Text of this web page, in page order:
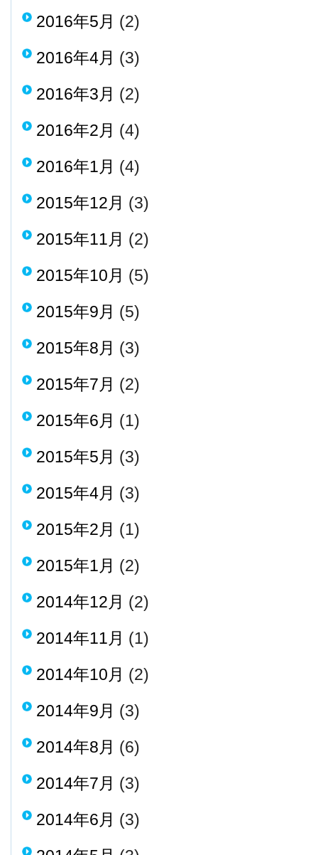
2016年5月 (2)
2016年4月 (3)
2016年3月 (2)
2016年2月 (4)
2016年1月 (4)
2015年12月 (3)
2015年11月 (2)
2015年10月 (5)
2015年9月 (5)
2015年8月 (3)
2015年7月 (2)
2015年6月 (1)
2015年5月 (3)
2015年4月 (3)
2015年2月 (1)
2015年1月 (2)
2014年12月 (2)
2014年11月 (1)
2014年10月 (2)
2014年9月 (3)
2014年8月 (6)
2014年7月 (3)
2014年6月 (3)